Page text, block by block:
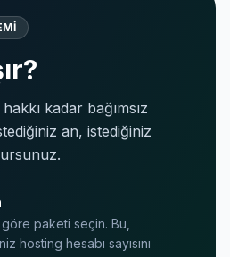
kadar bağımsız
an, istediğiniz
paketi seçin. Bu,
hosting hesabı sayısını